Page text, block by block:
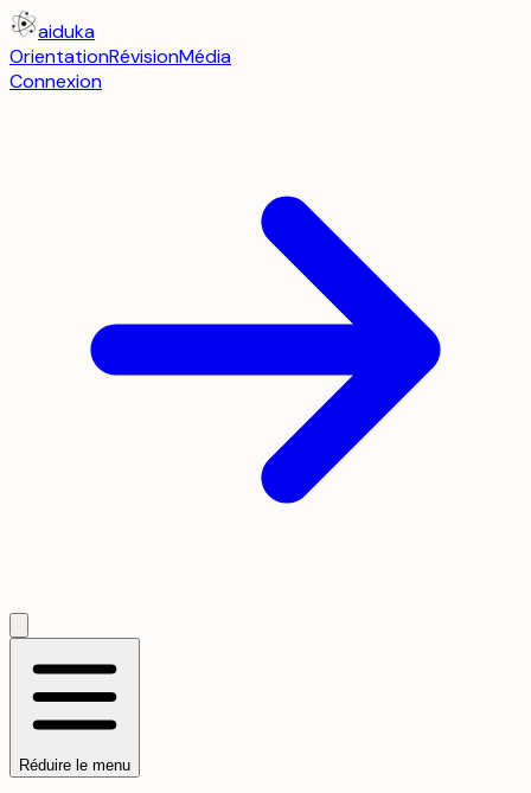
aiduka
OrientationRévisionMédia
Connexion
Réduire le menu